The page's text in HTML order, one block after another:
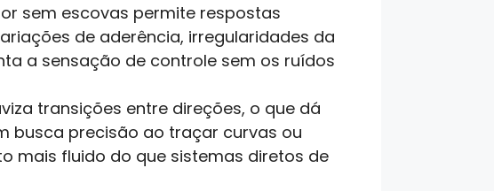
sem escovas permite respostas
de aderência, irregularidades da
a sensação de controle sem os ruídos
transições entre direções, o que dá
busca precisão ao traçar curvas ou
mais fluido do que sistemas diretos de